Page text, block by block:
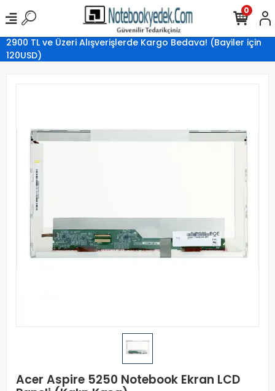
2900 TL ve Üzeri Alışverişlerde Kargo Bedava! (Bayiler için
120USD)
0
Acer Aspire 5250 Notebook Ekran LCD